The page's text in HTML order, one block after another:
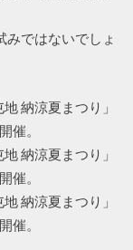
ではないでしょ
納涼夏まつり」
催。
納涼夏まつり」
催。
納涼夏まつり」
催。